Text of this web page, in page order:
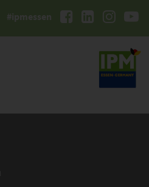
#ipmessen